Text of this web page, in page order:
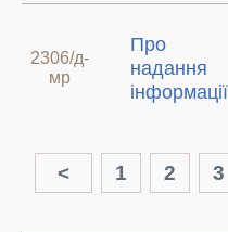
2306/д-
мр
Про
надання
інформації
< 1 2 3